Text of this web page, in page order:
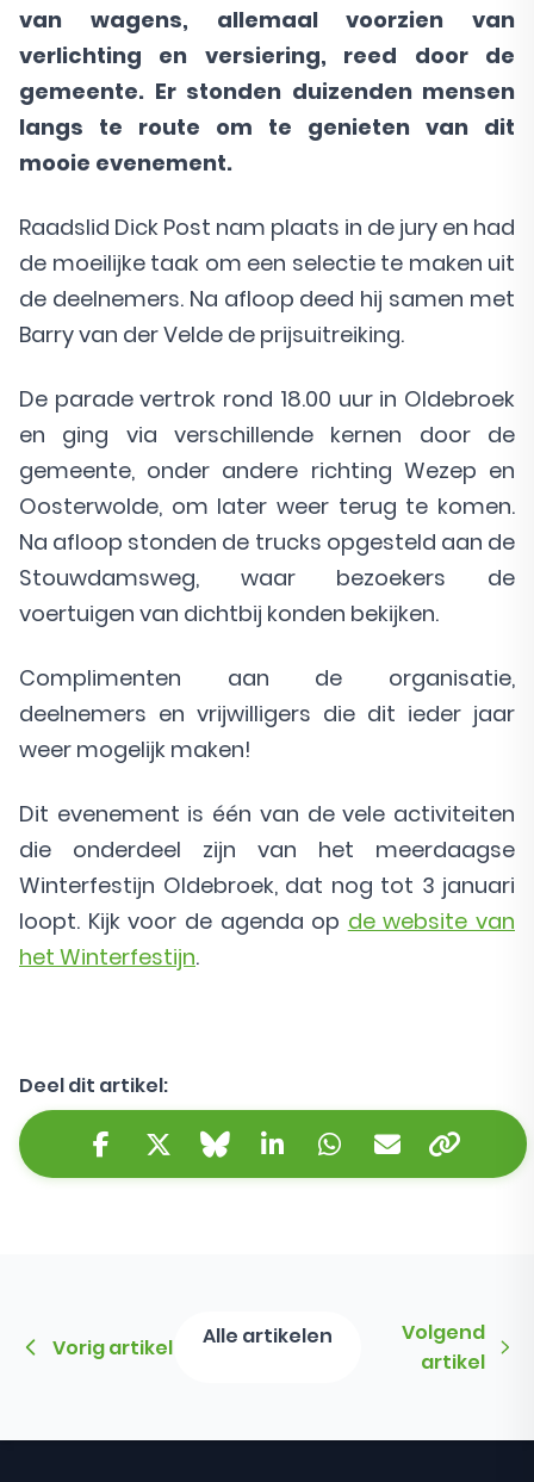
van wagens, allemaal voorzien van
verlichting en versiering, reed door de
gemeente. Er stonden duizenden mensen
langs te route om te genieten van dit
mooie evenement.
Raadslid Dick Post nam plaats in de jury en had
de moeilijke taak om een selectie te maken uit
de deelnemers. Na afloop deed hij samen met
Barry van der Velde de prijsuitreiking.
De parade vertrok rond 18.00 uur in Oldebroek
en ging via verschillende kernen door de
gemeente, onder andere richting Wezep en
Oosterwolde, om later weer terug te komen.
Na afloop stonden de trucks opgesteld aan de
Stouwdamsweg, waar bezoekers de
voertuigen van dichtbij konden bekijken.
Complimenten aan de organisatie,
deelnemers en vrijwilligers die dit ieder jaar
weer mogelijk maken!
Dit evenement is één van de vele activiteiten
die onderdeel zijn van het meerdaagse
Winterfestijn Oldebroek, dat nog tot 3 januari
loopt. Kijk voor de agenda op de website van
het Winterfestijn.
Deel dit artikel:
Facebook
Twitter/X
BlueskyLinkedInWhatsApp
E-mail
Vorig artikel Alle artikelen
Volgend
artikel